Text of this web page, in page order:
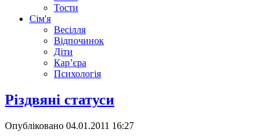
Тости
Сім'я
Весілля
Відпочинок
Діти
Кар’єра
Психологія
Різдвяні статуси
Опубліковано 04.01.2011 16:27